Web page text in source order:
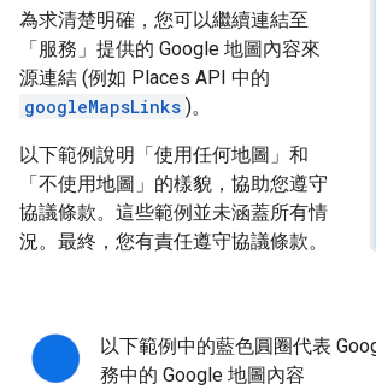
為求清楚明確，您可以繼續連結至
「服務」提供的 Google 地圖內容來
源連結 (例如 Places API 中的
googleMapsLinks )。
以下範例說明「使用任何地圖」和
「不使用地圖」的樣貌，協助您遵守
協議條款。這些範例並未涵蓋所有情
況。最終，您有責任遵守協議條款。
以下範例中的藍色圓圈代表
務中的 Google 地圖內容